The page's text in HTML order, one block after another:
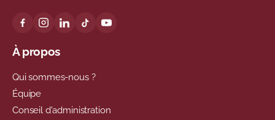
À propos
Qui sommes-nous ?
Équipe
Conseil d'administration